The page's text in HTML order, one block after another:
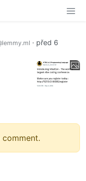
· před 6